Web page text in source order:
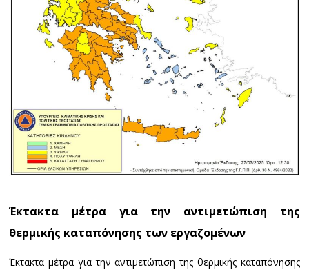
Έκτακτα μέτρα για την αντιμετώπιση της
θερμικής καταπόνησης των εργαζομένων
Έκτακτα μέτρα για την αντιμετώπιση της θερμικής καταπόνησης